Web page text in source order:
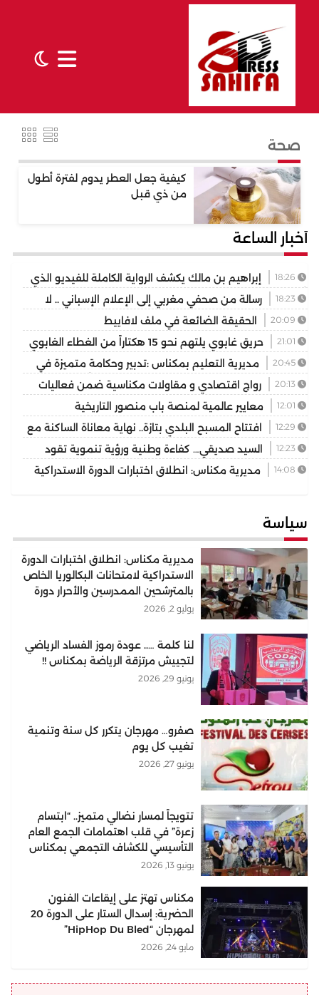
صحة
كيفية جعل العطر يدوم لفترة أطول
من ذي قبل
أخبار الساعة
إبراهيم بن مالك يكشف الرواية الكاملة للفيديو الذي
أشعل مواقع التواصل
رسالة من صحفي مغربي إلى الإعلام الإسباني .. لا
تختزلوا التاريخ في رواية واحدة
الحقيقة الضائعة في ملف لافاييط
حريق غابوي يلتهم نحو 15 هكتاراً من الغطاء الغابوي
بإقليم تازة مديرية التعليم بمكناس :تدبير وحكامة متميزة في
توسيع وتجويد العرض المدرسي ثانوية المنتزه التأهيلية نموذجا
رواج اقتصادي و مقاولات مكناسية ضمن فعاليات
مهرجان عيساوة الدولي
معايير عالمية لمنصة باب منصور التاريخية
افتتاح المسبح البلدي بتازة.. نهاية معاناة الساكنة مع
غياب فضاء السباحة الوحيد
السيد صديقي… كفاءة وطنية ورؤية تنموية تقود
رهان التجمع الوطني للأحرار بإقليم بركان
مديرية مكناس: انطلاق اختبارات الدورة الاستدراكية
سياسة
مديرية مكناس: انطلاق اختبارات الدورة
الاستدراكية لامتحانات البكالوريا الخاص
بالمترشحين الممدرسين والأحرار دورة
2026
يوليو 2, 2026
لنا كلمة ….. عودة رموز الفساد الرياضي
لتجييش مرتزقة الرياضة بمكناس !!
يونيو 29, 2026
صفرو… مهرجان يتكرر كل سنة وتنمية
تغيب كل يوم
يونيو 27, 2026
تتويجاً لمسار نضالي متميز.. “ابتسام
زعرة” في قلب اهتمامات الجمع العام
التأسيسي للكشاف التجمعي بمكناس
يونيو 13, 2026
مكناس تهتز على إيقاعات الفنون
الحضرية: إسدال الستار على الدورة 20
لمهرجان “HipHop Du Bled”
مايو 24, 2026